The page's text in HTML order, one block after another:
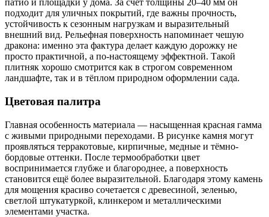
патио и площадки у дома. За счёт толщины 20–40 мм он
подходит для уличных покрытий, где важны прочность,
устойчивость к сезонным нагрузкам и выразительный
внешний вид. Рельефная поверхность напоминает чешую
дракона: именно эта фактура делает каждую дорожку не
просто практичной, а по-настоящему эффектной. Такой
плитняк хорошо смотрится как в строгом современном
ландшафте, так и в тёплом природном оформлении сада.
Цветовая палитра
Главная особенность материала — насыщенная красная гамма
с живыми природными переходами. В рисунке камня могут
проявляться терракотовые, кирпичные, медные и тёмно-
бордовые оттенки. После термообработки цвет
воспринимается глубже и благороднее, а поверхность
становится ещё более выразительной. Благодаря этому камень
для мощения красиво сочетается с древесиной, зеленью,
светлой штукатуркой, клинкером и металлическими
элементами участка.